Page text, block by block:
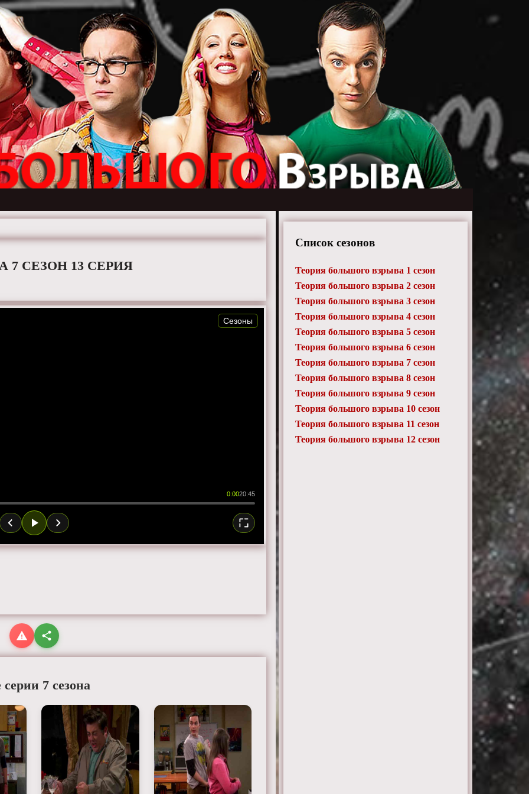
СЕЗОН 13 СЕРИЯ
0:0020:45
Сезоны
серии 7 сезона
Список сезонов
Теория большого взрыва 1 сезон
Теория большого взрыва 2 сезон
Теория большого взрыва 3 сезон
Теория большого взрыва 4 сезон
Теория большого взрыва 5 сезон
Теория большого взрыва 6 сезон
Теория большого взрыва 7 сезон
Теория большого взрыва 8 сезон
Теория большого взрыва 9 сезон
Теория большого взрыва 10 сезон
Теория большого взрыва 11 сезон
Теория большого взрыва 12 сезон